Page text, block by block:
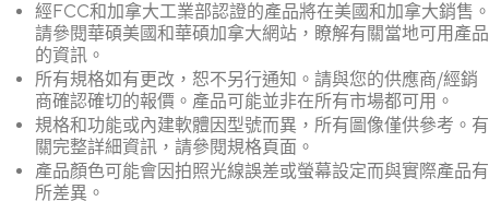
經FCC和加拿大工業部認證的產品將在美國和加拿大銷售
請參閱華碩美國和華碩加拿大網站，瞭解有關當地可用產品
的資訊。
所有規格如有更改，恕不另行通知。請與您的供應商/經銷
商確認確切的報價。產品可能並非在所有市場都可用。
規格和功能或內建軟體因型號而異，所有圖像僅供參考。有
關完整詳細資訊，請參閱規格頁面。
產品顏色可能會因拍照光線誤差或螢幕設定而與實際產品有
所差異。